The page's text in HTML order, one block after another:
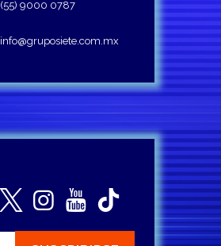
(55) 9000 0787
info@gruposiete.com.mx